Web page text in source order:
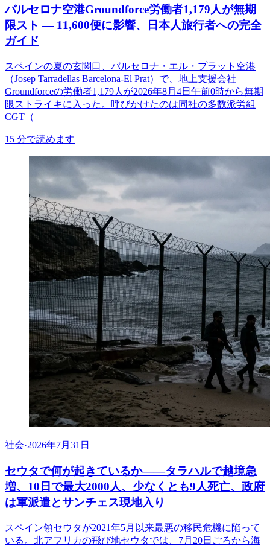
バルセロナ空港Groundforce労働者1,179人が無期
限スト ― 11,600便に影響、日本人旅行者への完全
ガイド
スペインの夏の玄関口、バルセロナ・エル・プラット空港
（Josep Tarradellas Barcelona-El Prat）で、地上支援会社
Groundforceの労働者1,179人が2026年8月4日午前0時から無期
限ストライキに入った。呼びかけたのは同社の多数派労組
CGT（
15 分で読めます
社会·2026年7月31日
セウタで何が起きているか——タラハルで越境急
増、10日で最大2000人、少なくとも9人死亡、政府
は軍派遣とサンチェス現地入り
スペイン領セウタが2021年5月以来最悪の移民危機に陥って
いる。北アフリカの飛び地セウタでは、7月20日ごろから海